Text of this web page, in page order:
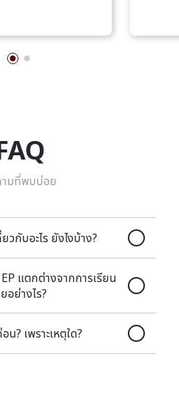
ามที่พบบ่อย
วกับอะไร ยังไงบ้าง?
แตกต่างจากการเรียน
ย่างไร?
น? เพราะเหตุใด?